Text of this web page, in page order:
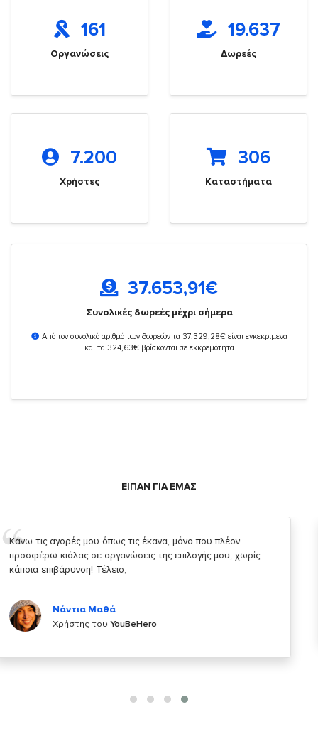
161
Οργανώσεις
19.637
Δωρεές
7.200
Χρήστες
306
Καταστήματα
37.653,91€
Συνολικές δωρεές μέχρι σήμερα
Από τον συνολικό αριθμό των δωρεών τα 37.329,28€ είναι εγκεκριμένα
και τα 324,63€ βρίσκονται σε εκκρεμότητα
ΕΙΠΑΝ ΓΙΑ ΕΜΑΣ
Σας ευχαριστώ που μας δίνετε την δυνατότητα να κάνουμε
κάτι!
Χρήστης του